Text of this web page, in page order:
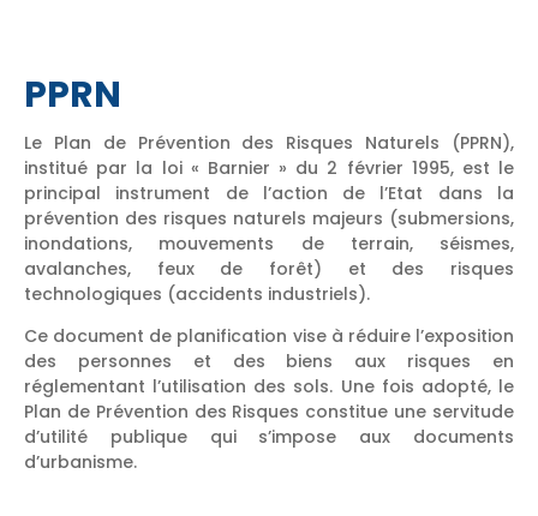
PPRN
Le Plan de Prévention des Risques Naturels (PPRN),
institué par la loi « Barnier » du 2 février 1995, est le
principal instrument de l’action de l’Etat dans la
prévention des risques naturels majeurs (submersions,
inondations, mouvements de terrain, séismes,
avalanches, feux de forêt) et des risques
technologiques (accidents industriels).
Ce document de planification vise à réduire l’exposition
des personnes et des biens aux risques en
réglementant l’utilisation des sols. Une fois adopté, le
Plan de Prévention des Risques constitue une servitude
d’utilité publique qui s’impose aux documents
d’urbanisme.